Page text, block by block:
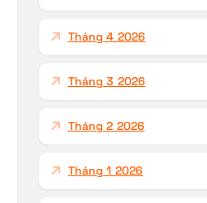
Tháng 4 2026
Tháng 3 2026
Tháng 2 2026
Tháng 1 2026